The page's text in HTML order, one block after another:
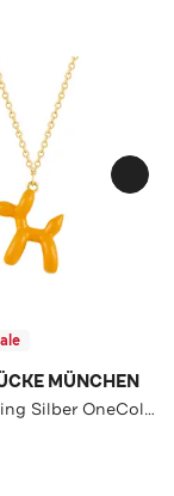
MÜNCHEN
Kette Sterling Silber OneColor